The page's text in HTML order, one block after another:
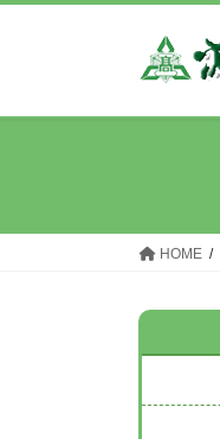
ッ
移
HOME